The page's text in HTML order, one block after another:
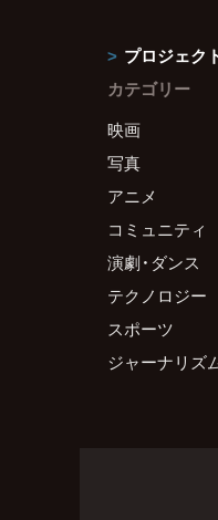
プロジェク
カテゴリー
映画
写真
アニメ
コミュニティ
演劇・ダンス
テクノロジー
スポーツ
ジャーナリズ